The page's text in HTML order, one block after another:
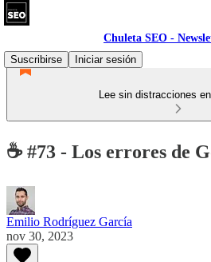
Chuleta SEO -
Suscribirse
Iniciar sesión
Lee sin distracciones
☕ #73 - Los errores de
Emilio Rodríguez García
nov 30, 2023